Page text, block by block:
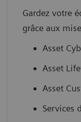
Gardez votre
grâce aux
Asset
Asset
Asset
Services